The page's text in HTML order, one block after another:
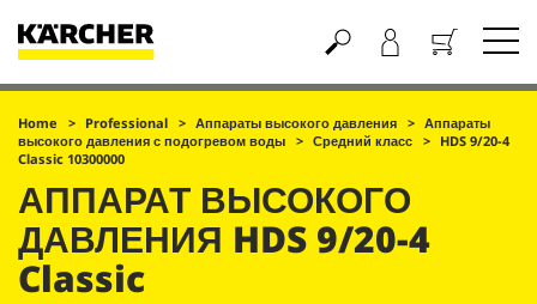
Корзина
Home Professional Аппараты высокого давления
Аппараты
высокого давления с подогревом воды
Средний класс
HDS 9/20-4
Classic 10300000
АППАРАТ ВЫСОКОГО
ДАВЛЕНИЯ HDS 9/20-4
Classic